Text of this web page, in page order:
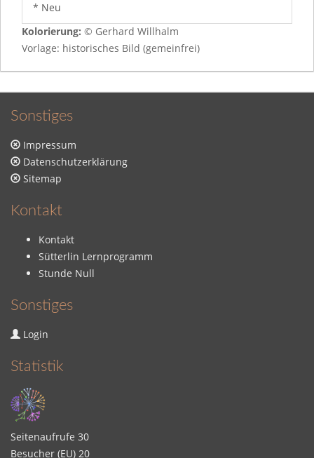
* Neu
Kolorierung: © Gerhard Willhalm
Vorlage: historisches Bild (gemeinfrei)
Sonstiges
Impressum
Datenschutzerklärung
Sitemap
Kontakt
Kontakt
Sütterlin Lernprogramm
Stunde Null
Sonstiges
Login
Statistik
Seitenaufrufe 30
Besucher (EU) 20